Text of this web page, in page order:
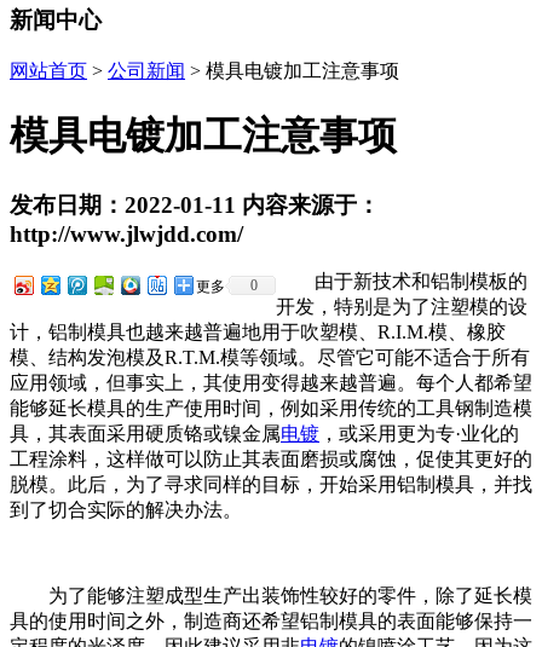
新闻中心
网站首页 > 公司新闻 > 模具电镀加工注意事项
模具电镀加工注意事项
发布日期：2022-01-11 内容来源于：
http://www.jlwjdd.com/
更多 0
由于新技术和铝制模板的
开发，特别是为了注塑模的设
计，铝制模具也越来越普遍地用于吹塑模、R.I.M.模、橡胶
模、结构发泡模及R.T.M.模等领域。尽管它可能不适合于所有
应用领域，但事实上，其使用变得越来越普遍。每个人都希望
能够延长模具的生产使用时间，例如采用传统的工具钢制造模
具，其表面采用硬质铬或镍金属电镀 ，或采用更为专·业化的
工程涂料，这样做可以防止其表面磨损或腐蚀，促使其更好的
脱模。此后，为了寻求同样的目标，开始采用铝制模具，并找
到了切合实际的解决办法。
为了能够注塑成型生产出装饰性较好的零件，除了延长模
具的使用时间之外，制造商还希望铝制模具的表面能够保持一